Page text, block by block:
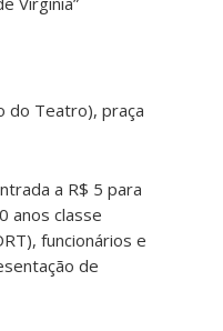
do Teatro), praça
a R$ 5 para
anos classe
funcionários e
de